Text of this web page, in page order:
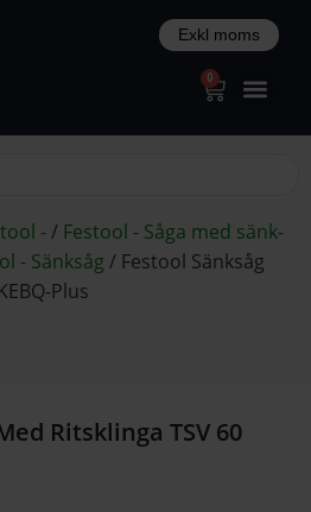
0
-/ Festool - Såga med sänk-
- Sänksåg / Festool Sänksåg
Plus
Ritsklinga TSV 60